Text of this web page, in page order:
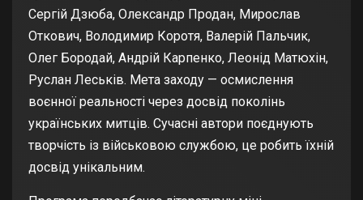
Сергій Дзюба, Олександр Продан, Мирослав
Откович, Володимир Коротя, Валерій Пальчик,
Олег Бородай, Андрій Карпенко, Леонід Матюхін,
Руслан Леськів. Мета заходу — осмислення
воєнної реальності через досвід поколінь
українських митців. Сучасні автори поєднують
творчість із військовою службою, це робить їхній
досвід унікальним.